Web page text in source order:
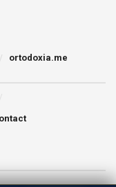
ortodoxia.me